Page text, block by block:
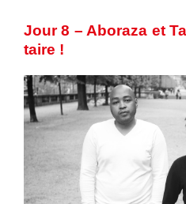
Jour 8 – Aboraza et
taire !